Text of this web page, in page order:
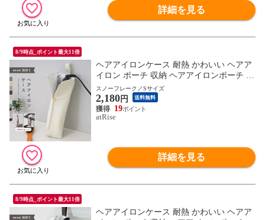
詳細を見る
8/9時点_ポイント最大11倍
ヘアアイロンケース 耐熱 かわいい ヘアア
イロン ポーチ 収納 ヘアアイロンポーチ 吊
り下げ 引っ掛け 旅行 トラベル 持ち運び
ヘアアイロンホルダー ヘアアイロンカバー
耐熱ケース コテ入れ 収納ケース アイロン
カバー ヘアアイロン収納 ケース ナイロン
スノーフレーク／Sサイズ
2,180円 送料無料
19
atRise
詳細を見る
8/9時点_ポイント最大11倍
ヘアアイロンケース 耐熱 かわいい ヘアア